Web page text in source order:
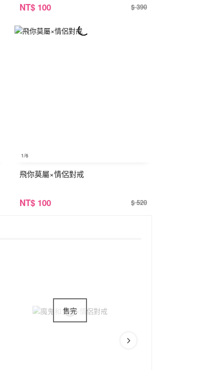
NT$ 100 $ 390
1/6
飛你莫屬×情侶對戒
NT$ 100 $ 520